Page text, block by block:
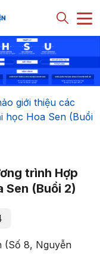
giới thiệu các
học Hoa Sen (Buổi
trình Hợp
(Buổi 2)
(Số 8, Nguyễn